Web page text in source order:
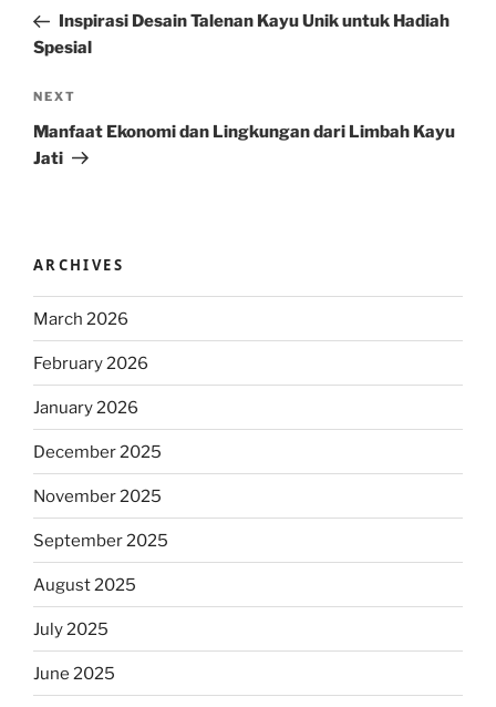
PostInspirasi Desain Talenan Kayu Unik untuk Hadiah
Spesial
Next
Post
NEXT
Manfaat Ekonomi dan Lingkungan dari Limbah Kayu
Jati
ARCHIVES
March 2026
February 2026
January 2026
December 2025
November 2025
September 2025
August 2025
July 2025
June 2025